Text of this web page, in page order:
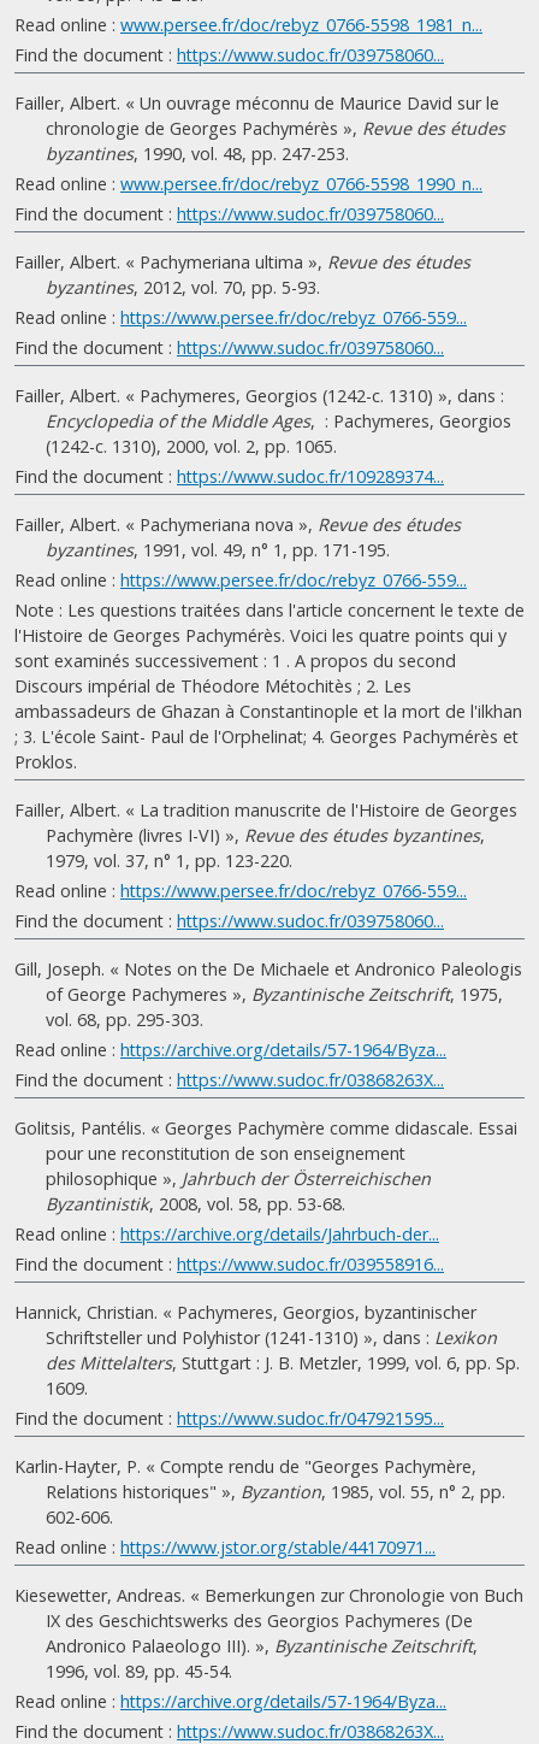
Read online : www.persee.fr/doc/rebyz_0766-5598_1981_n...
Find the document : https://www.sudoc.fr/039758060...
Failler, Albert. « Un ouvrage méconnu de Maurice David sur le
chronologie de Georges Pachymérès », Revue des études
byzantines, 1990, vol. 48, pp. 247-253.
Read online : www.persee.fr/doc/rebyz_0766-5598_1990_n...
Find the document : https://www.sudoc.fr/039758060...
Failler, Albert. « Pachymeriana ultima », Revue des études
byzantines, 2012, vol. 70, pp. 5-93.
Read online : https://www.persee.fr/doc/rebyz_0766-559...
Find the document : https://www.sudoc.fr/039758060...
Failler, Albert. « Pachymeres, Georgios (1242-c. 1310) », dans :
Encyclopedia of the Middle Ages, : Pachymeres, Georgios
(1242-c. 1310), 2000, vol. 2, pp. 1065.
Find the document : https://www.sudoc.fr/109289374...
Failler, Albert. « Pachymeriana nova », Revue des études
byzantines, 1991, vol. 49, n° 1, pp. 171-195.
Read online : https://www.persee.fr/doc/rebyz_0766-559...
Note : Les questions traitées dans l'article concernent le texte de
l'Histoire de Georges Pachymérès. Voici les quatre points qui y
sont examinés successivement : 1 . A propos du second
Discours impérial de Théodore Métochitès ; 2. Les
ambassadeurs de Ghazan à Constantinople et la mort de l'ilkhan
; 3. L'école Saint- Paul de l'Orphelinat; 4. Georges Pachymérès et
Proklos.
Failler, Albert. « La tradition manuscrite de l'Histoire de Georges
Pachymère (livres I-VI) », Revue des études byzantines,
1979, vol. 37, n° 1, pp. 123-220.
Read online : https://www.persee.fr/doc/rebyz_0766-559...
Find the document : https://www.sudoc.fr/039758060...
Gill, Joseph. « Notes on the De Michaele et Andronico Paleologis
of George Pachymeres », Byzantinische Zeitschrift, 1975,
vol. 68, pp. 295-303.
Read online : https://archive.org/details/57-1964/Byza...
Find the document : https://www.sudoc.fr/03868263X...
Golitsis, Pantélis. « Georges Pachymère comme didascale. Essai
pour une reconstitution de son enseignement
philosophique », Jahrbuch der Österreichischen
Byzantinistik, 2008, vol. 58, pp. 53-68.
Read online : https://archive.org/details/Jahrbuch-der...
Find the document : https://www.sudoc.fr/039558916...
Hannick, Christian. « Pachymeres, Georgios, byzantinischer
Schriftsteller und Polyhistor (1241-1310) », dans : Lexikon
des Mittelalters, Stuttgart : J. B. Metzler, 1999, vol. 6, pp. Sp.
1609.
Find the document : https://www.sudoc.fr/047921595...
Karlin-Hayter, P. « Compte rendu de "Georges Pachymère,
Relations historiques" », Byzantion, 1985, vol. 55, n° 2, pp.
602-606.
Read online : https://www.jstor.org/stable/44170971...
Kiesewetter, Andreas. « Bemerkungen zur Chronologie von Buch
IX des Geschichtswerks des Georgios Pachymeres (De
Andronico Palaeologo III). », Byzantinische Zeitschrift,
1996, vol. 89, pp. 45-54.
Read online : https://archive.org/details/57-1964/Byza...
Find the document : https://www.sudoc.fr/03868263X...